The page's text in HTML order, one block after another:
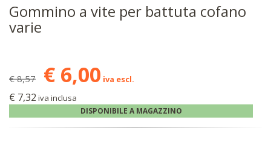
Gommino a vite per battuta cofano
varie
€ 8,57 € 6,00 iva escl.
€ 7,32 iva inclusa
DISPONIBILE A MAGAZZINO